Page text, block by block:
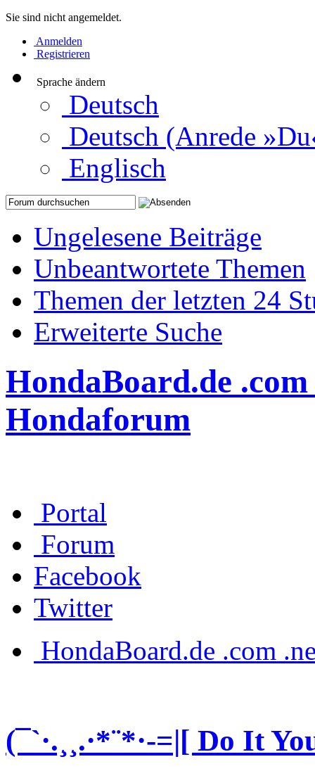
Sie sind nicht angemeldet.
Anmelden
Registrieren
Sprache ändern
Deutsch
Deutsch (Anrede
Englisch
Ungelesene Beiträge
Unbeantwortete Themen
Themen der letzten 24
Erweiterte Suche
HondaBoard.de
Hondaforum
Portal
Forum
Facebook
Twitter
HondaBoard.de .com
(¯`·.¸¸.·*¨*·-=|[ Do It